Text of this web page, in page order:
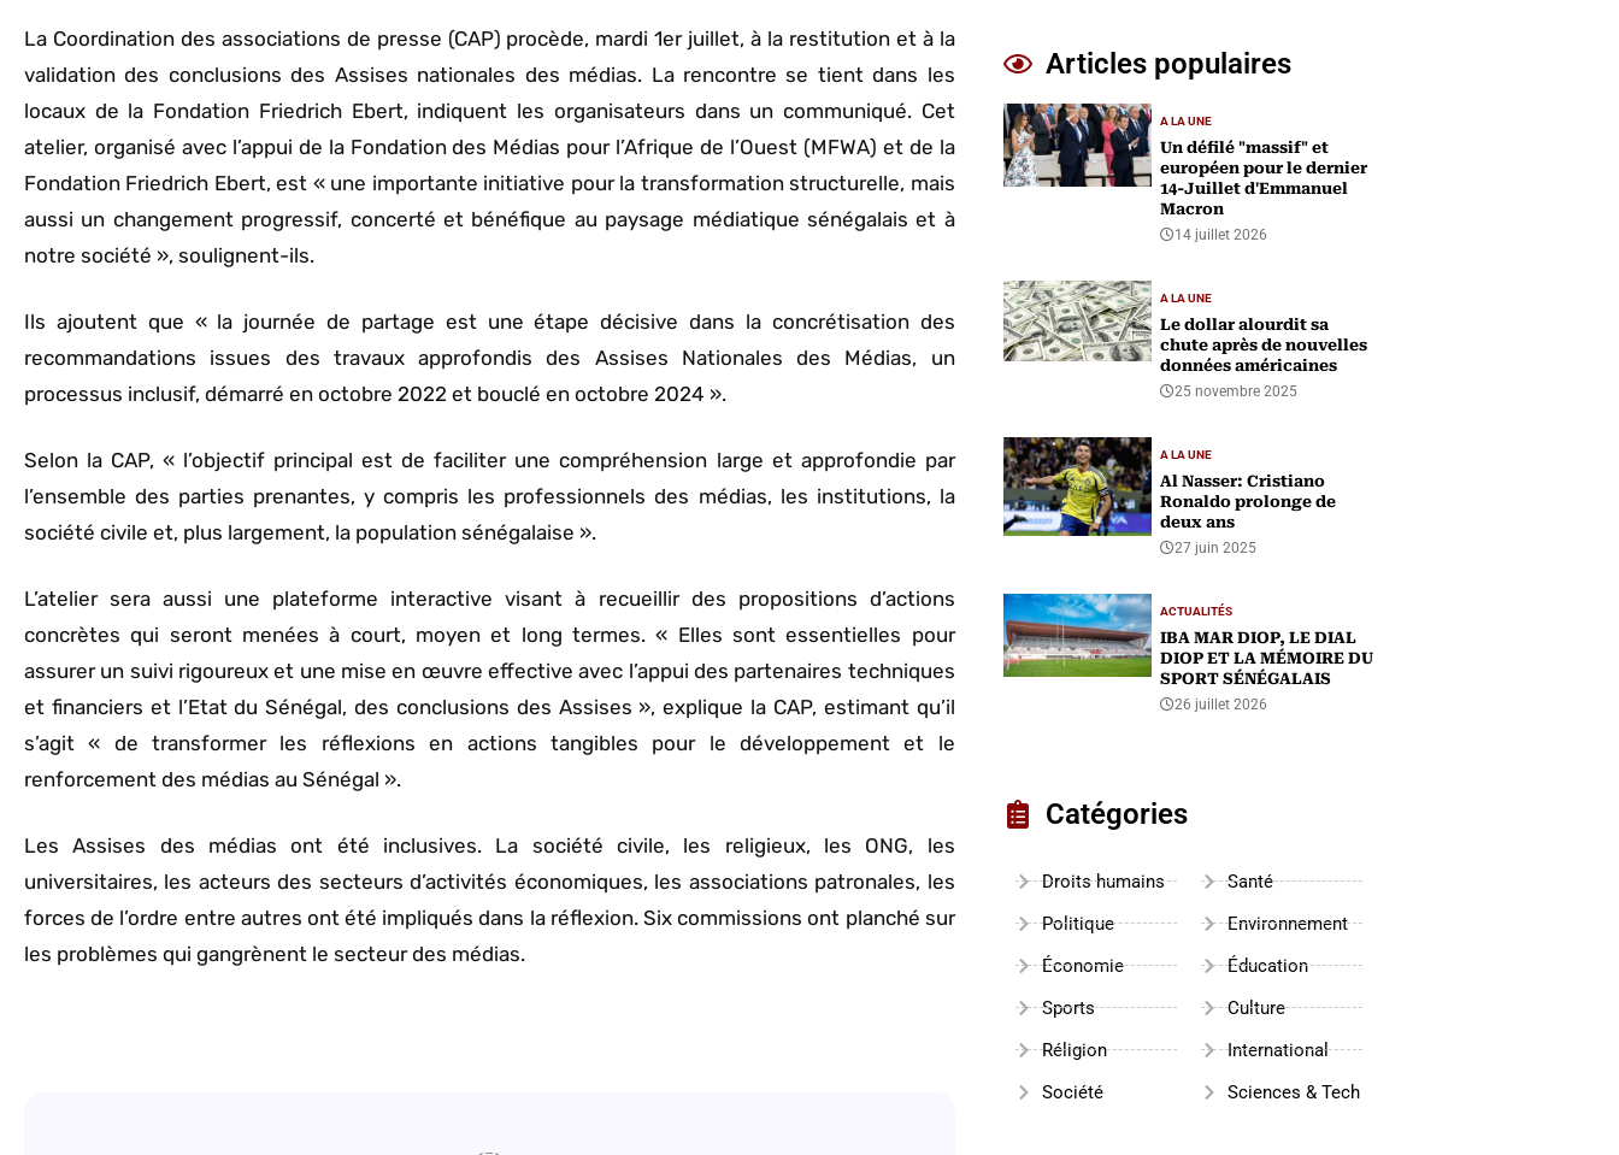
La Coordination des associations de presse (CAP) procède, mardi 1er juillet, à la restitution et à la
validation des conclusions des Assises nationales des médias. La rencontre se tient dans les
locaux de la Fondation Friedrich Ebert, indiquent les organisateurs dans un communiqué. Cet
atelier, organisé avec l’appui de la Fondation des Médias pour l’Afrique de l’Ouest (MFWA) et de la
Fondation Friedrich Ebert, est « une importante initiative pour la transformation structurelle, mais
aussi un changement progressif, concerté et bénéfique au paysage médiatique sénégalais et à
notre société », soulignent-ils.
Ils ajoutent que « la journée de partage est une étape décisive dans la concrétisation des
recommandations issues des travaux approfondis des Assises Nationales des Médias, un
processus inclusif, démarré en octobre 2022 et bouclé en octobre 2024 ».
Selon la CAP, « l’objectif principal est de faciliter une compréhension large et approfondie par
l’ensemble des parties prenantes, y compris les professionnels des médias, les institutions, la
société civile et, plus largement, la population sénégalaise ».
L’atelier sera aussi une plateforme interactive visant à recueillir des propositions d’actions
concrètes qui seront menées à court, moyen et long termes. « Elles sont essentielles pour
assurer un suivi rigoureux et une mise en œuvre effective avec l’appui des partenaires techniques
et financiers et l’Etat du Sénégal, des conclusions des Assises », explique la CAP, estimant qu’il
s’agit « de transformer les réflexions en actions tangibles pour le développement et le
renforcement des médias au Sénégal ».
Les Assises des médias ont été inclusives. La société civile, les religieux, les ONG, les
universitaires, les acteurs des secteurs d’activités économiques, les associations patronales, les
forces de l’ordre entre autres ont été impliqués dans la réflexion. Six commissions ont planché sur
les problèmes qui gangrènent le secteur des médias.
Articles populaires
A LA UNE
Un défilé "massif" et
européen pour le dernier
14-Juillet d'Emmanuel
Macron
14 juillet 2026
A LA UNE
Le dollar alourdit sa
chute après de nouvelles
données américaines
25 novembre 2025
A LA UNE
Al Nasser: Cristiano
Ronaldo prolonge de
deux ans
27 juin 2025
ACTUALITÉS
IBA MAR DIOP, LE DIAL
DIOP ET LA MÉMOIRE DU
SPORT SÉNÉGALAIS
26 juillet 2026
Catégories
Droits humains
Politique
Économie
Sports
Réligion
Société
Santé
Environnement
Éducation
Culture
International
Sciences & Tech